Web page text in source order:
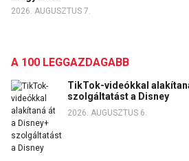
2026. AUGUSZTUS 7.
A 100 LEGGAZDAGABB
TikTok-videókkal
szolgáltatást a Disney
2026. AUGUSZTUS 6.